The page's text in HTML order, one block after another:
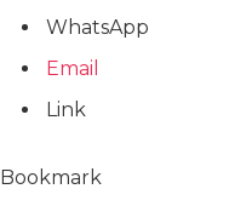
WhatsApp
Email
Link
Bookmark